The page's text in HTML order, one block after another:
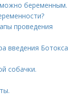
можно беременным.
проведения
введения Ботокса
собачки.